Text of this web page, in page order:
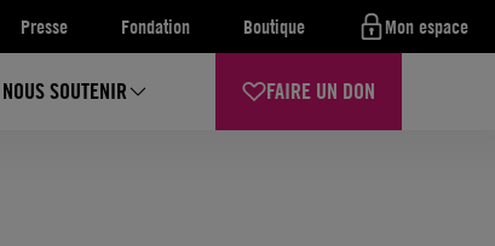
Presse Fondation Boutique Mon espace
NOUS SOUTENIR FAIRE UN DON